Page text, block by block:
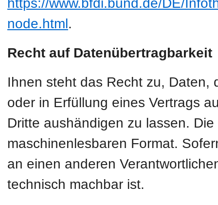
node.html.
Recht auf Datenübertragbarkeit
Ihnen steht das Recht zu, Daten,
oder in Erfüllung eines Vertrags
Dritte aushändigen zu lassen.
maschinenlesbaren Format.
an einen anderen
technisch machbar ist.